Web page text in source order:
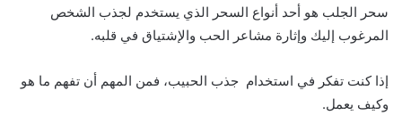
سحر الجلب هو أحد أنواع السحر الذي يستخدم لجذب الشخص
المرغوب إليك وإثارة مشاعر الحب والإشتياق في قلبه.
إذا كنت تفكر في استخدام جذب الحبيب، فمن المهم أن تفهم ما هو
وكيف يعمل.